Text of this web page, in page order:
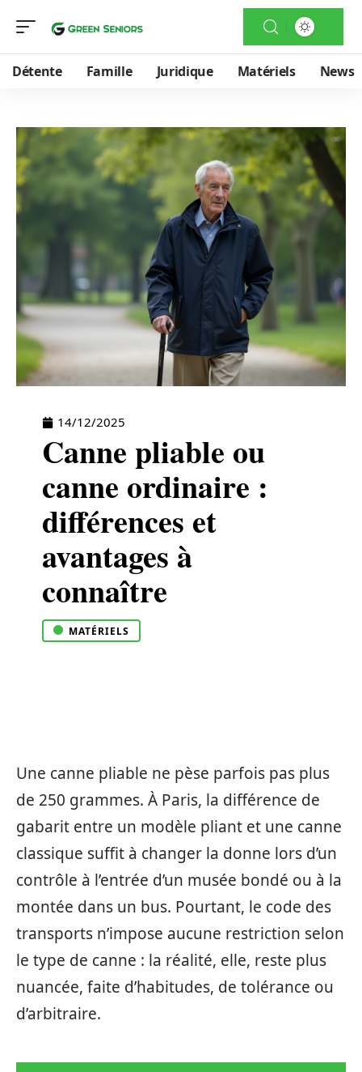
Détente Famille Juridique Matériels News
14/12/2025
Canne pliable ou
canne ordinaire :
différences et
avantages à
connaître
MATÉRIELS
Une canne pliable ne pèse parfois pas plus
de 250 grammes. À Paris, la différence de
gabarit entre un modèle pliant et une canne
classique suffit à changer la donne lors d’un
contrôle à l’entrée d’un musée bondé ou à la
montée dans un bus. Pourtant, le code des
transports n’impose aucune restriction selon
le type de canne : la réalité, elle, reste plus
nuancée, faite d’habitudes, de tolérance ou
d’arbitraire.